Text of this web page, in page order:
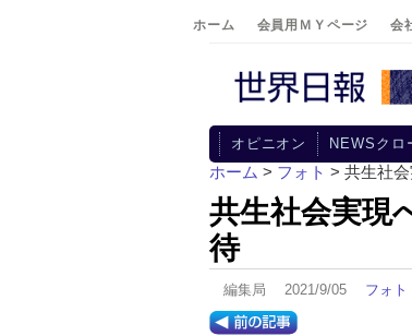
ホーム 会員用ＭＹページ 会
オピニオン NEWSクロ
ホーム > フォト > 共生社
共生社会実現
待
編集局 2021/9/05 フォト